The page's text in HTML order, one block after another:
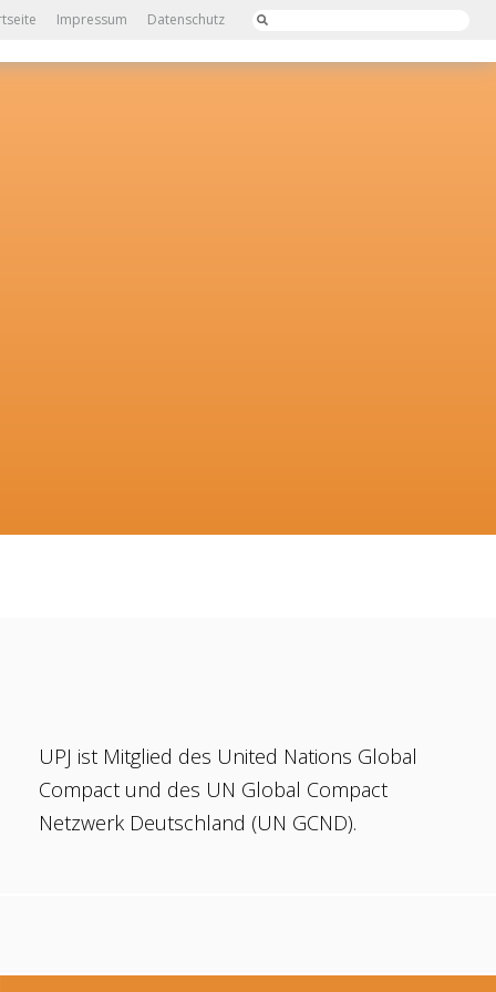
Impressum Datenschutz
UPJ ist Mitglied des United Nations Global
Compact und des UN Global Compact
Netzwerk Deutschland (UN GCND).